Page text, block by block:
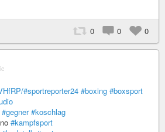
0 0 0
#sportreporter24 #boxing #boxsport
#gegner #koschlag
#kampfsport